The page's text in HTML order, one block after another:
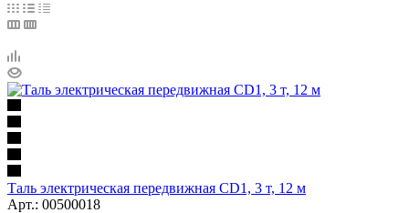
Таль электрическая передвижная CD1, 3 т, 12 м
Арт.: 00500018